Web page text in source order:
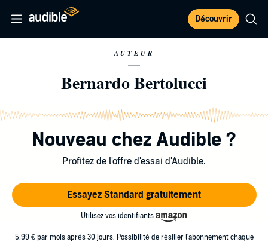
Découvrir
AUTEUR
Bernardo Bertolucci
Nouveau chez Audible ?
Profitez de l'offre d'essai d'Audible.
Essayez Standard gratuitement
Utilisez vos identifiants
5,99 € par mois après 30 jours. Possibilité de résilier l'abonnement chaque